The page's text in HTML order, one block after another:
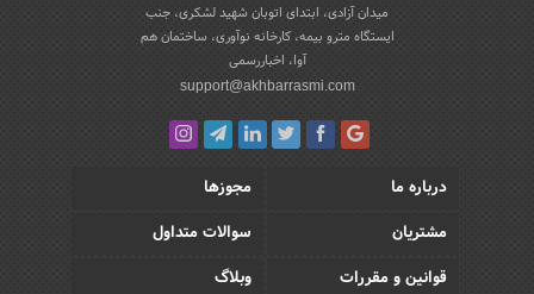
میدان آزادی، ابتدای اتوبان شهید لشکری، جنب
ایستگاه مترو بیمه، کارخانه نوآوری، ساختمان هم
آوا، اخباررسمی
support@akhbarrasmi.com
درباره ما
مجوزها
مشتریان
سوالات متداول
قوانین و مقررات
وبلاگ